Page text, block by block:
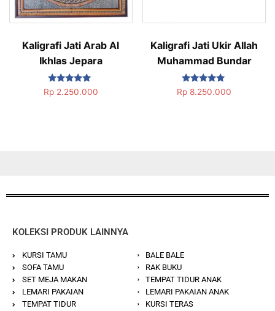
Kaligrafi Jati Arab Al
Ikhlas Jepara
Dinilai
5.00
Rp2.250.000
Kaligrafi Jati Ukir Allah
Muhammad Bundar
Dinilai
5.00
Rp 8.250.000
KOLEKSI PRODUK LAINNYA
KURSI TAMU
SOFA TAMU
SET MEJA MAKAN
LEMARI PAKAIAN
TEMPAT TIDUR
BALE BALE
RAK BUKU
TEMPAT TIDUR ANAK
LEMARI PAKAIAN ANAK
KURSI TERAS